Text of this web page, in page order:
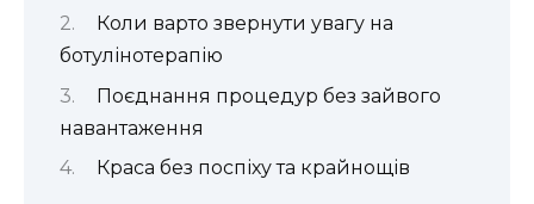
Коли варто звернути увагу на
ботулінотерапію
Поєднання процедур без зайвого
навантаження
Краса без поспіху та крайнощів